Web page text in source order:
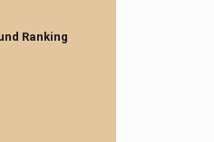
Ranking